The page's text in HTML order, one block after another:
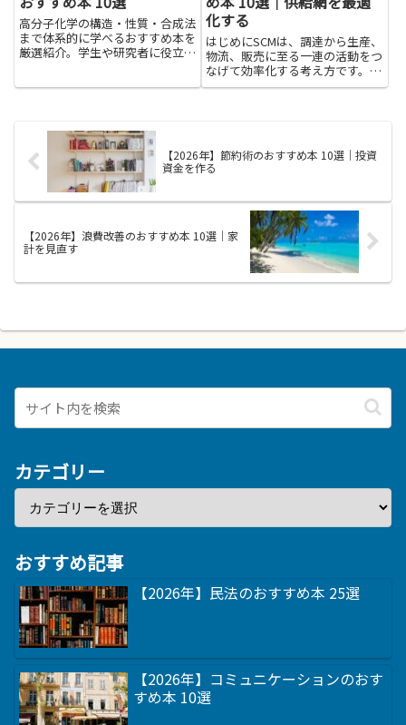
高分子化学の構造・性質・合成法
まで体系的に学べるおすすめ本を
厳選紹介。学生や研究者に役立つ
化する
はじめにSCMは、調達から生産、
物流、販売に至る一連の活動をつ
なげて効率化する考え方です。供
給網を最適化する知識を身につけ
連...
【2026年】節約術のおすすめ本 10選｜投資
資金を作る
【2026年】浪費改善のおすすめ本 10選｜家
計を見直す
カテゴリー
おすすめ記事
【2026年】民法のおすすめ本 25選
【2026年】コミュニケーションのおす
すめ本 10選